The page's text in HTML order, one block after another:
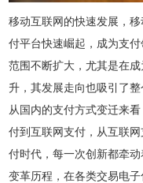
移动互联网的快速发展，
付平台快速崛起，成为支
范围不断扩大，尤其是在
升，其发展走向也吸引了整
从国内的支付方式变迁来
付到互联网支付，从互联
付时代，每一次创新都牵
变革历程，在各类交易电